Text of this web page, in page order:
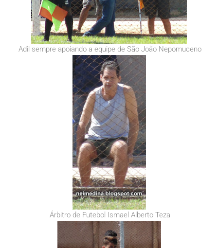
Adil sempre apoiando a equipe de São João Nepomuceno
Árbitro de Futebol Ismael Alberto Teza